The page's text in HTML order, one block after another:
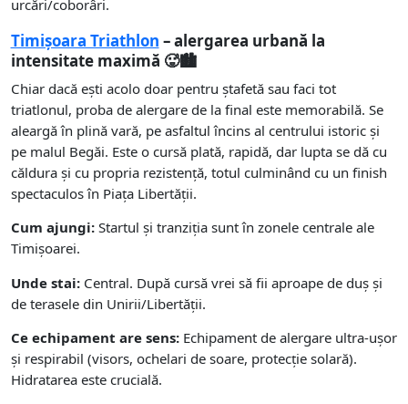
urcări/coborâri.
Timișoara Triathlon – alergarea urbană la
intensitate maximă 🥵🏙️
Chiar dacă ești acolo doar pentru ștafetă sau faci tot
triatlonul, proba de alergare de la final este memorabilă. Se
aleargă în plină vară, pe asfaltul încins al centrului istoric și
pe malul Begăi. Este o cursă plată, rapidă, dar lupta se dă cu
căldura și cu propria rezistență, totul culminând cu un finish
spectaculos în Piața Libertății.
Cum ajungi:Startul și tranziția sunt în zonele centrale ale
Timișoarei.
Unde stai:Central. După cursă vrei să fii aproape de duș și
de terasele din Unirii/Libertății.
Ce echipament are sens:Echipament de alergare ultra-ușor
și respirabil (visors, ochelari de soare, protecție solară).
Hidratarea este crucială.